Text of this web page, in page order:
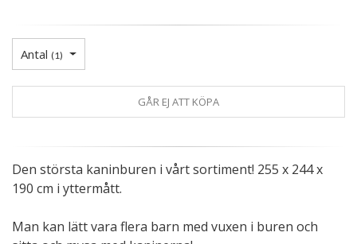
Antal (1)
GÅR EJ ATT KÖPA
Den största kaninburen i vårt sortiment! 255 x 244 x
190 cm i yttermått.
Man kan lätt vara flera barn med vuxen i buren och